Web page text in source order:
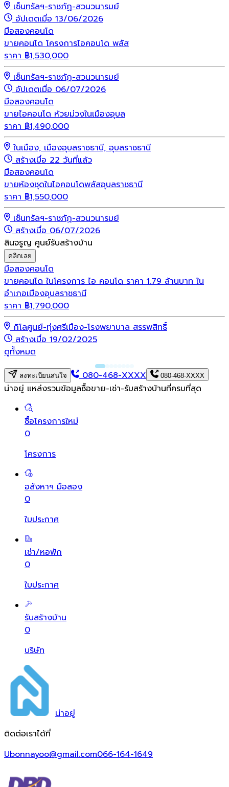
เซ็นทรัลฯ-ราชภัฏ-สวนวนารมย์
อัปเดตเมื่อ 13/06/2026
มือสองคอนโด
ขายคอนโด โครงการไอคอนโด พลัส
ราคา ฿1,530,000
เซ็นทรัลฯ-ราชภัฏ-สวนวนารมย์
อัปเดตเมื่อ 06/07/2026
มือสองคอนโด
ขายไอคอนโด ห้วยม่วงในเมืองอุบล
ราคา ฿1,490,000
ในเมือง, เมืองอุบลราชธานี, อุบลราชธานี
สร้างเมื่อ 22 วันที่แล้ว
มือสองคอนโด
ขายห้องชุดในไอคอนโดพลัสอุบลราชธานี
ราคา ฿1,550,000
เซ็นทรัลฯ-ราชภัฏ-สวนวนารมย์
สร้างเมื่อ 06/07/2026
สินจรูญ ศูนย์รับสร้างบ้าน
คลิกเลย
มือสองคอนโด
ขายคอนโด ในโครงการ ไอ คอนโด ราคา 1.79 ล้านบาท ใน
อำเภอเมืองอุบลราชธานี
ราคา ฿1,790,000
กิโลศูนย์-ทุ่งศรีเมือง-โรงพยาบาล สรรพสิทธิ์
สร้างเมื่อ 19/02/2025
ดูทั้งหมด
ลงทะเบียนสนใจ 080-468-XXXX 080-468-XXXX
น่าอยู่ แหล่งรวมข้อมูลซื้อขาย-เช่า-รับสร้างบ้านที่ครบที่สุด
ซื้อโครงการใหม่
0
โครงการ
อสังหาฯ มือสอง
0
ใบประกาศ
เช่า/หอพัก
0
ใบประกาศ
รับสร้างบ้าน
0
บริษัท
น่าอยู่
ติดต่อเราได้ที่
Ubonnayoo@gmail.com066-164-1649